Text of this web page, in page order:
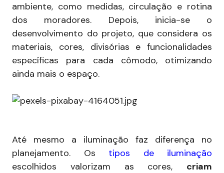
ambiente, como medidas, circulação e rotina
dos moradores. Depois, inicia-se o
desenvolvimento do projeto, que considera os
materiais, cores, divisórias e funcionalidades
específicas para cada cômodo, otimizando
ainda mais o espaço.
Até mesmo a iluminação faz diferença no
planejamento. Os tipos de iluminação
escolhidos valorizam as cores, criam